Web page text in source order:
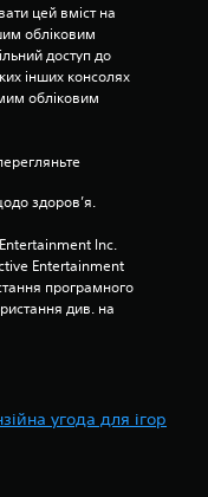
цей вміст на
обліковим
доступ до
інших консолях
обліковим
здоров’я.
Inc.
Entertainment
програмного
див. на
угода для ігор